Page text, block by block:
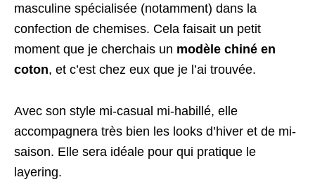
masculine spécialisée (notamment) dans la
confection de chemises. Cela faisait un petit
moment que je cherchais un modèle chiné en
coton, et c’est chez eux que je l’ai trouvée.
Avec son style mi-casual mi-habillé, elle
accompagnera très bien les looks d’hiver et de mi-
saison. Elle sera idéale pour qui pratique le
layering.